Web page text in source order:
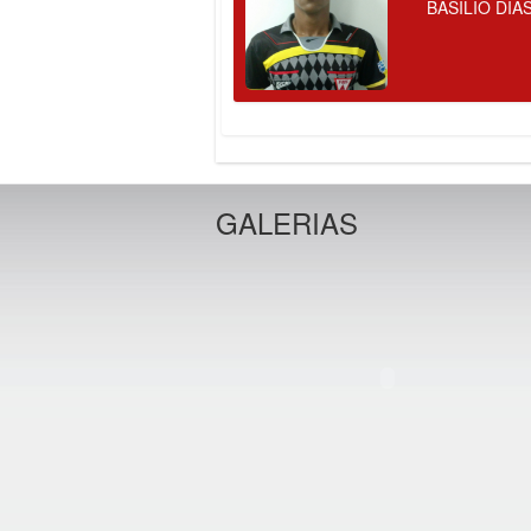
BASILIO
GALERIAS